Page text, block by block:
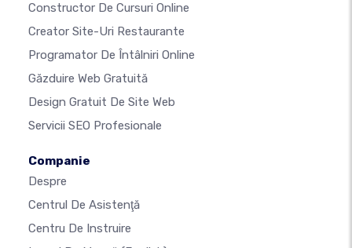
Constructor De Cursuri Online
Creator Site-Uri Restaurante
Programator De Întâlniri Online
Găzduire Web Gratuită
Design Gratuit De Site Web
Servicii SEO Profesionale
Companie
Despre
Centrul De Asistenţă
Centru De Instruire